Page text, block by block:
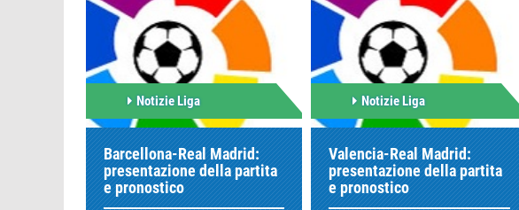
Notizie Liga
Barcellona-Real Madrid:
presentazione della partita
e pronostico
Notizie Liga
Valencia-Real Madrid:
presentazione della partita
e pronostico